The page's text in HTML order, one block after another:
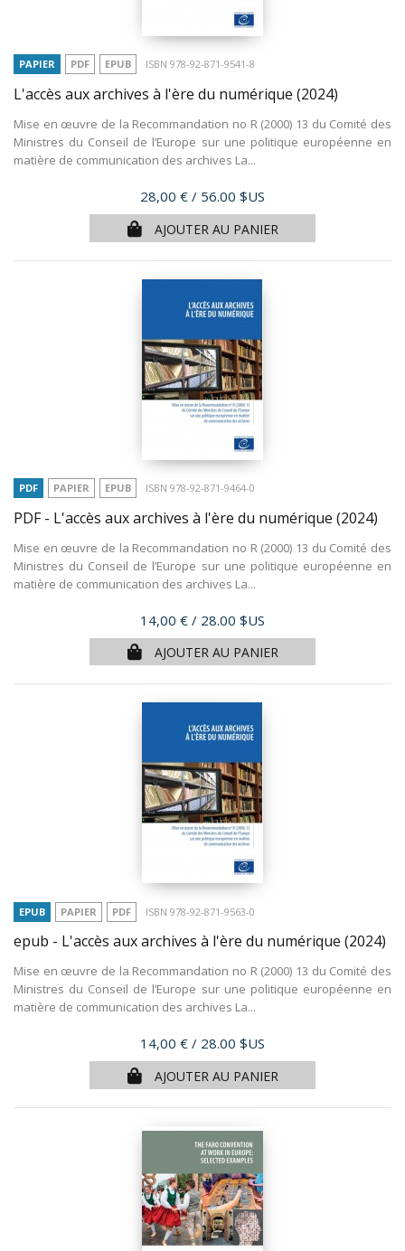
PAPIER PDF EPUB ISBN 978-92-871-9541-8
L'accès aux archives à l'ère du numérique (2024)
Mise en œuvre de la Recommandation no R (2000) 13 du Comité des
Ministres du Conseil de l’Europe sur une politique européenne en
matière de communication des archives La...
Prix
28,00 € / 56.00 $US
AJOUTER AU PANIER
PDF PAPIER EPUB ISBN 978-92-871-9464-0
PDF - L'accès aux archives à l'ère du numérique (2024)
Mise en œuvre de la Recommandation no R (2000) 13 du Comité des
Ministres du Conseil de l’Europe sur une politique européenne en
matière de communication des archives La...
Prix
14,00 € / 28.00 $US
AJOUTER AU PANIER
EPUB PAPIER PDF ISBN 978-92-871-9563-0
epub - L'accès aux archives à l'ère du numérique (2024)
Mise en œuvre de la Recommandation no R (2000) 13 du Comité des
Ministres du Conseil de l’Europe sur une politique européenne en
matière de communication des archives La...
Prix
14,00 € / 28.00 $US
AJOUTER AU PANIER